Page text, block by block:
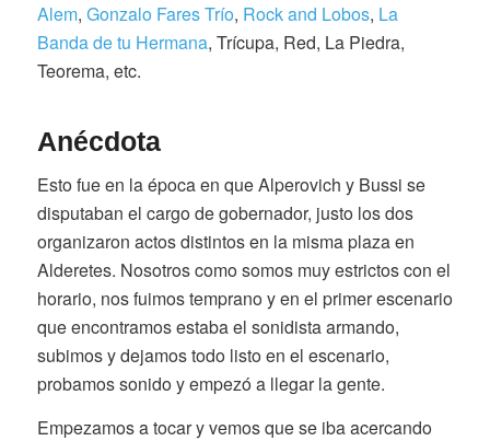
Alem, Gonzalo Fares Trío, Rock and Lobos, La
Banda de tu Hermana, Trícupa, Red, La Piedra,
Teorema, etc.
Anécdota
Esto fue en la época en que Alperovich y Bussi se
disputaban el cargo de gobernador, justo los dos
organizaron actos distintos en la misma plaza en
Alderetes. Nosotros como somos muy estrictos con el
horario, nos fuimos temprano y en el primer escenario
que encontramos estaba el sonidista armando,
subimos y dejamos todo listo en el escenario,
probamos sonido y empezó a llegar la gente.
Empezamos a tocar y vemos que se iba acercando